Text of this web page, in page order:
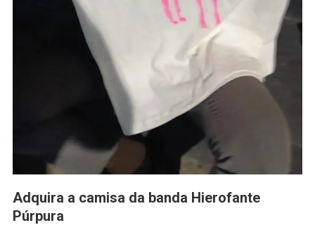
Adquira a camisa da banda Hierofante
Púrpura